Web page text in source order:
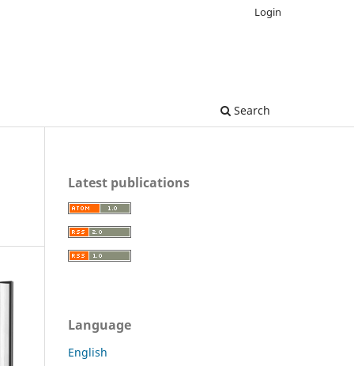
Search
Login
Latest publications
Language
English